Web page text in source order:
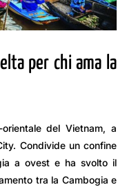
per chi ama la
del Vietnam, a
Condivide un confine
a ovest e ha svolto il
tra la Cambogia e